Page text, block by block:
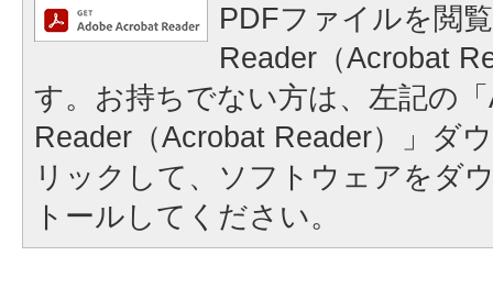
PDFファイルを閲
Reader（Acrobat
す。お持ちでない方は、左記の
Reader（Acrobat Reader）」ダ
リックして、ソフトウェアをダ
トールしてください。